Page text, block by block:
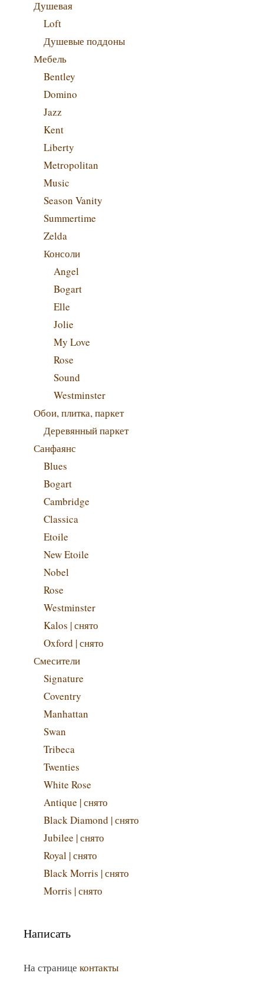
Душевая
Loft
Душевые поддоны
Мебель
Bentley
Domino
Jazz
Kent
Liberty
Metropolitan
Music
Season Vanity
Summertime
Zelda
Консоли
Angel
Bogart
Elle
Jolie
My Love
Rose
Sound
Westminster
Обои, плитка, паркет
Деревянный паркет
Санфаянс
Blues
Bogart
Cambridge
Classica
Etoile
New Etoile
Nobel
Rose
Westminster
Kalos | снято
Oxford | снято
Смесители
Signature
Coventry
Manhattan
Swan
Tribeca
Twenties
White Rose
Antique | снято
Black Diamond | снято
Jubilee | снято
Royal | снято
Black Morris | снято
Morris | снято
Написать
На странице контакты